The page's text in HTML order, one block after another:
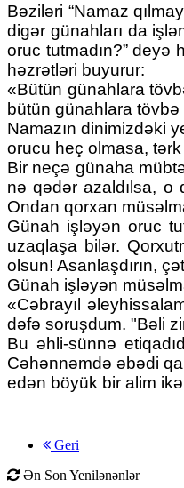
Bəziləri “Namaz
digər günahları da
oruc tutmadın?”
həzrətləri buyurur:
«Bütün günahlara
bütün günahlara tövbə
Namazın dinimizdəki
orucu heç olmasa,
Bir neçə günaha
nə qədər azaldılsa, o
Ondan qorxan
Günah işləyən oruc
uzaqlaşa bilər.
olsun! Asanlaşdırın,
Günah işləyən
«Cəbrayıl
dəfə soruşdum. "Bəli
Bu əhli-sünnə
Cəhənnəmdə əbədi
edən böyük bir alim
Geri
Ən Son Yenilənənlər